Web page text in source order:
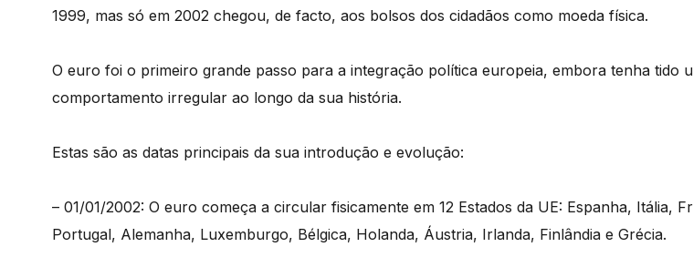
1999, mas só em 2002 chegou, de facto, aos bolsos dos cidadãos como moeda física.
O euro foi o primeiro grande passo para a integração política europeia, embora tenha tido
comportamento irregular ao longo da sua história.
Estas são as datas principais da sua introdução e evolução:
– 01/01/2002: O euro começa a circular fisicamente em 12 Estados da UE: Espanha, Itália,
Portugal, Alemanha, Luxemburgo, Bélgica, Holanda, Áustria, Irlanda, Finlândia e Grécia.